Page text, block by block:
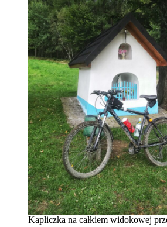
Kapliczka na całkiem widokowej